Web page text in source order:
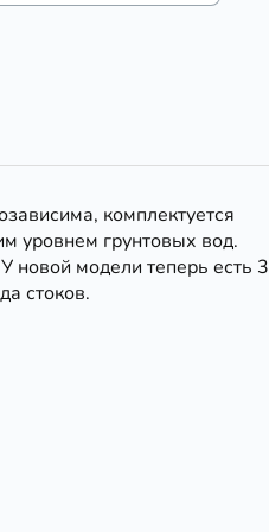
комплектуется
уровнем грунтовых вод.
новой модели теперь есть 3
стоков.